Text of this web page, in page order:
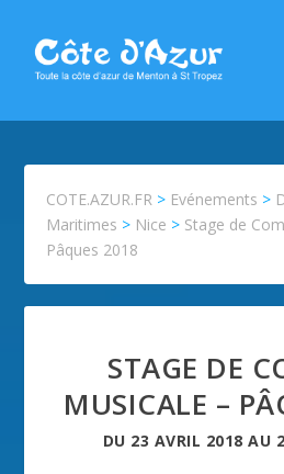
COTE.AZUR.FR > Evénements >
Maritimes > Nice > Stage de
Pâques 2018
STAGE DE
MUSICALE –
DU 23 AVRIL 2018 AU